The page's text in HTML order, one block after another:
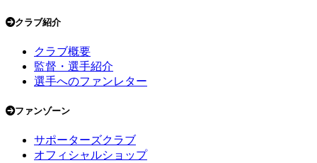
クラブ紹介
クラブ概要
監督・選手紹介
選手へのファンレター
ファンゾーン
サポーターズクラブ
オフィシャルショップ